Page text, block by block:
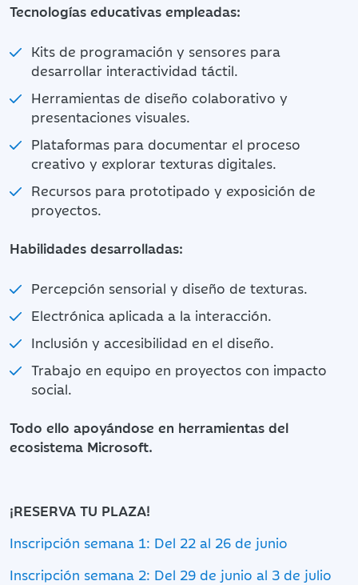
Tecnologías educativas empleadas:
Kits de programación y sensores para
desarrollar interactividad táctil.
Herramientas de diseño colaborativo y
presentaciones visuales.
Plataformas para documentar el proceso
creativo y explorar texturas digitales.
Recursos para prototipado y exposición de
proyectos.
Habilidades desarrolladas:
Percepción sensorial y diseño de texturas.
Electrónica aplicada a la interacción.
Inclusión y accesibilidad en el diseño.
Trabajo en equipo en proyectos con impacto
social.
Todo ello apoyándose en herramientas del
ecosistema Microsoft.
¡RESERVA TU PLAZA!
Inscripción semana 1: Del 22 al 26 de junio
Inscripción semana 2: Del 29 de junio al 3 de julio